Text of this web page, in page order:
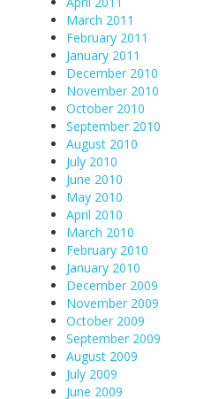
March 2011
February 2011
January 2011
December 2010
November 2010
October 2010
September 2010
August 2010
July 2010
June 2010
May 2010
April 2010
March 2010
February 2010
January 2010
December 2009
November 2009
October 2009
September 2009
August 2009
July 2009
June 2009